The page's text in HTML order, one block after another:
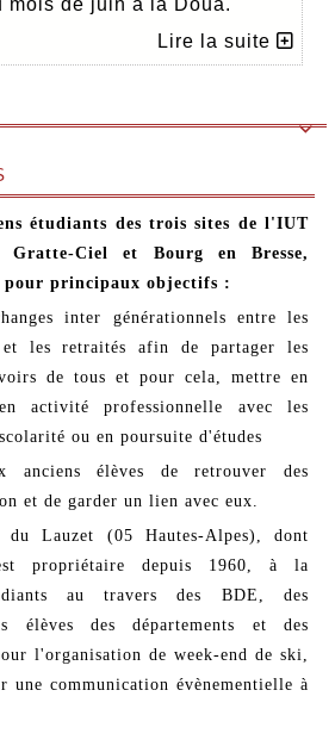
Lire la suite

étudiants des trois sites de l'IUT
Ciel et Bourg en Bresse,
principaux objectifs :
inter générationnels entre les
les retraités afin de partager les
de tous et pour cela, mettre en
activité professionnelle avec les
ou en poursuite d'études
anciens élèves de retrouver des
et de garder un lien avec eux.
Lauzet (05 Hautes-Alpes), dont
propriétaire depuis 1960, à la
au travers des BDE, des
élèves des départements et des
l'organisation de week-end de ski,
une communication évènementielle à